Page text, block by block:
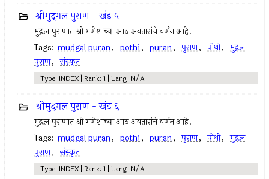
श्रीमुद्‍गल पुराण - खंड ५
मुद्गल पुराणात श्री गणेशाच्या आठ अवतारांचे वर्णन आहे.
Tags: mudgal puran, pothi, puran, पुराण, पोथी, मुद्गल
पुराण, संस्कृत
Type: INDEX | Rank: 1 | Lang: N/A
श्रीमुद्‍गल पुराण - खंड ६
मुद्गल पुराणात श्री गणेशाच्या आठ अवतारांचे वर्णन आहे.
Tags: mudgal puran, pothi, puran, पुराण, पोथी, मुद्गल
पुराण, संस्कृत
Type: INDEX | Rank: 1 | Lang: N/A